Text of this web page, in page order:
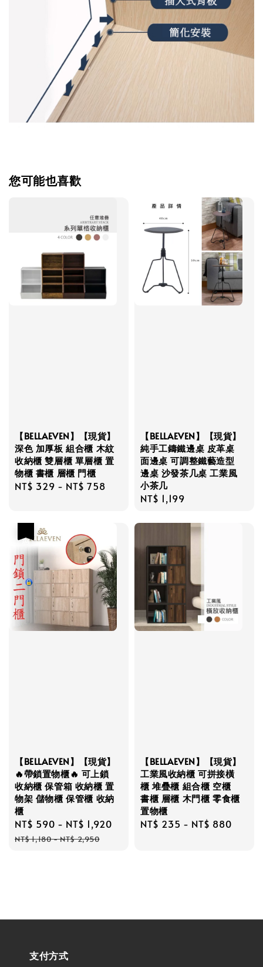
您可能也喜歡
【BELLAEVEN】【現貨】
深色 加厚板 組合櫃 木紋
收納櫃 雙層櫃 單層櫃 置
物櫃 書櫃 層櫃 門櫃
Regular
NT$ 329 - NT$ 758
【BELLAEVEN】【現貨】
純手工鑄鐵邊桌 皮革桌
面邊桌 可調整鐵藝造型
邊桌 沙發茶几桌 工業風
小茶几
Regular
NT$ 1,199
【BELLAEVEN】【現貨】
🔥帶鎖置物櫃🔥 可上鎖
收納櫃 保管箱 收納櫃 置
物架 儲物櫃 保管櫃 收納
櫃
Sale
price
NT$ 590 - NT$ 1,920
Regular
NT$ 1,180-NT$ 2,950
【BELLAEVEN】【現貨】
工業風收納櫃 可拼接橫
櫃 堆疊櫃 組合櫃 空櫃
書櫃 層櫃 木門櫃 零食櫃
置物櫃
Regular
NT$ 235 - NT$ 880
支付方式